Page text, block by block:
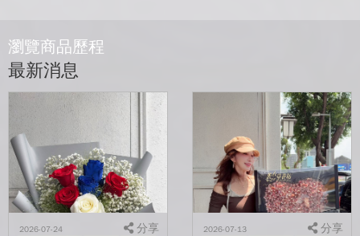
瀏覽商品歷程
最新消息
2026-07-24 分享 2026-07-13 分享